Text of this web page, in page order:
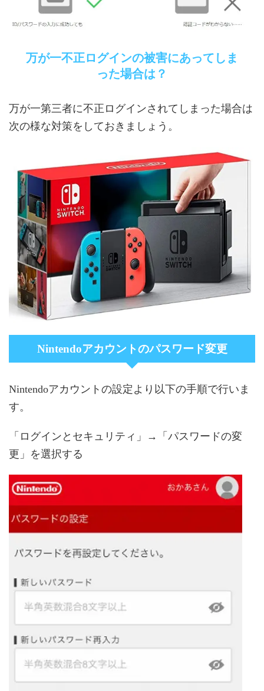
万が一不正ログインの被害にあってしま
った場合は？
万が一第三者に不正ログインされてしまった場合は
次の様な対策をしておきましょう。
Nintendoアカウントのパスワード変更
Nintendoアカウントの設定より以下の手順で行いま
す。
「ログインとセキュリティ」→「パスワードの変
更」を選択する